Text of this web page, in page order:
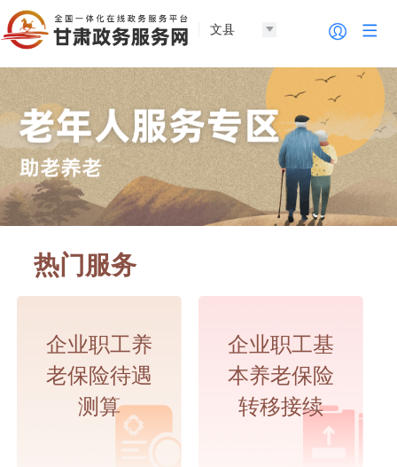
文县
热门服务
企业职工养
老保险待遇
测算
企业职工基
本养老保险
转移接续